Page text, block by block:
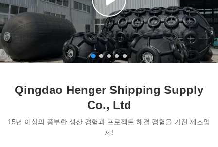
Qingdao Henger Shipping Supply
Co., Ltd
15년 이상의 풍부한 생산 경험과 프로젝트 해결 경험을 가진 제조업
체!